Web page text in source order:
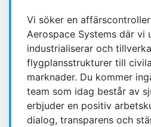
Vi söker en
Aerospace Systems där vi
industrialiserar och
flygplansstrukturer till
marknader. Du kommer
team som idag består av
erbjuder en positiv
dialog, transparens och